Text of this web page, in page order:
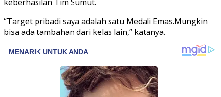
keberhasilan Tim Sumut.
“Target pribadi saya adalah satu Medali Emas.Mungkin
bisa ada tambahan dari kelas lain,” katanya.